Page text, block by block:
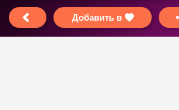
Добавить в